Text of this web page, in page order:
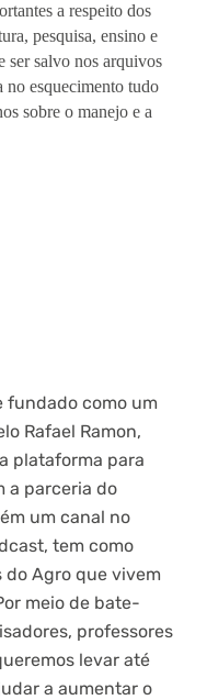
a respeito dos
pesquisa, ensino e
ser salvo nos arquivos
no esquecimento tudo
sobre o manejo e a
fundado como um
Rafael Ramon,
plataforma para
a parceria do
um canal no
tem como
Agro que vivem
meio de bate-
professores
levar até
a aumentar o